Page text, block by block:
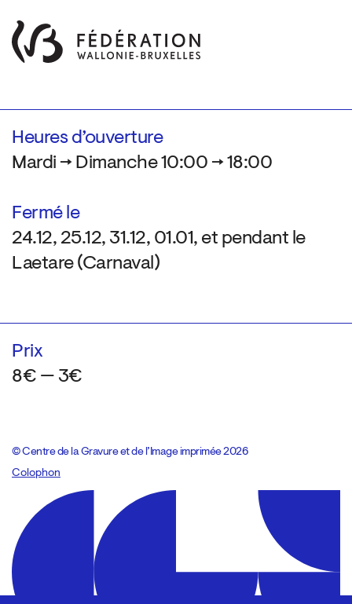
Heures d’ouverture
Mardi → Dimanche 10:00 → 18:00
Fermé le
24.12, 25.12, 31.12, 01.01, et pendant le
Laetare (Carnaval)
Prix
8€ — 3€
© Centre de la Gravure et de l’Image imprimée 2026
Colophon
Design:Marcel Kaczmarek